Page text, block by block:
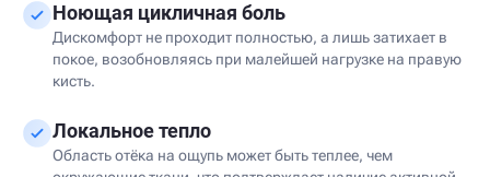
Ноющая цикличная боль
Дискомфорт не проходит полностью, а лишь затихает в
покое, возобновляясь при малейшей нагрузке на правую
кисть.
Локальное тепло
Область отёка на ощупь может быть теплее, чем